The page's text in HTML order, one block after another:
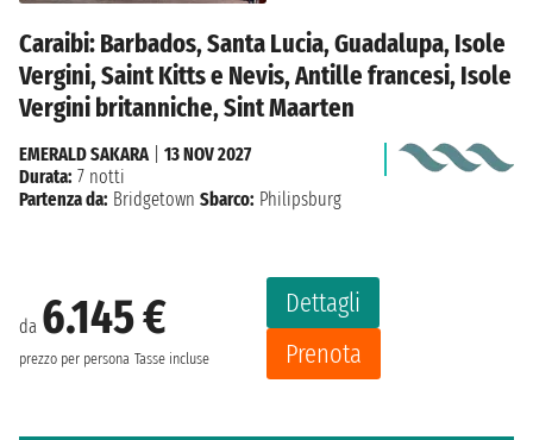
Caraibi: Barbados, Santa Lucia, Guadalupa, Isole
Vergini, Saint Kitts e Nevis, Antille francesi, Isole
Vergini britanniche, Sint Maarten
da 6.145 €
prezzo per persona Tasse incluse
Dettagli
Prenota
EMERALD SAKARA| 13 NOV 2027
Durata: 7 notti
Partenza da: Bridgetown Sbarco: Philipsburg